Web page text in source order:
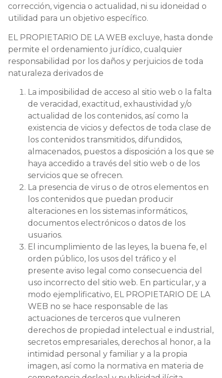
corrección, vigencia o actualidad, ni su idoneidad o
utilidad para un objetivo específico.
EL PROPIETARIO DE LA WEB excluye, hasta donde
permite el ordenamiento jurídico, cualquier
responsabilidad por los daños y perjuicios de toda
naturaleza derivados de
La imposibilidad de acceso al sitio web o la falta
de veracidad, exactitud, exhaustividad y/o
actualidad de los contenidos, así como la
existencia de vicios y defectos de toda clase de
los contenidos transmitidos, difundidos,
almacenados, puestos a disposición a los que se
haya accedido a través del sitio web o de los
servicios que se ofrecen.
La presencia de virus o de otros elementos en
los contenidos que puedan producir
alteraciones en los sistemas informáticos,
documentos electrónicos o datos de los
usuarios.
El incumplimiento de las leyes, la buena fe, el
orden público, los usos del tráfico y el
presente aviso legal como consecuencia del
uso incorrecto del sitio web. En particular, y a
modo ejemplificativo, EL PROPIETARIO DE LA
WEB no se hace responsable de las
actuaciones de terceros que vulneren
derechos de propiedad intelectual e industrial,
secretos empresariales, derechos al honor, a la
intimidad personal y familiar y a la propia
imagen, así como la normativa en materia de